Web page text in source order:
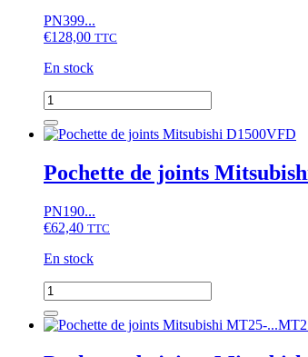
D1850
(complet)
PN399...
€128,00 TTC
En stock
quantité
de
Pochette
joints
Mitsubishi
MT2201
(complet)
Pochette de joints
PN190...
€62,40 TTC
En stock
quantité
de
Pochette
joints